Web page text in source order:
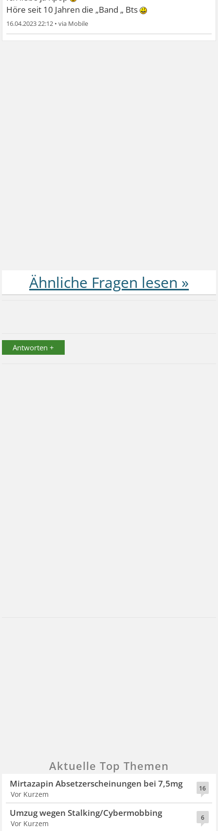
Höre seit 10 Jahren die „Band „ Bts
16.04.2023 22:12 •
Antworten +
Aktuelle Top Themen
16
Mirtazapin Absetzerscheinungen bei 7,5mg
Vor Kurzem
6
Umzug wegen Stalking/Cybermobbing
Vor Kurzem